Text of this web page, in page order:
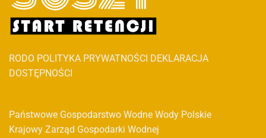
RODO POLITYKA PRYWATNOŚCI DEKLARACJA
DOSTĘPNOŚCI
Państwowe Gospodarstwo Wodne Wody Polskie
Krajowy Zarząd Gospodarki Wodnej